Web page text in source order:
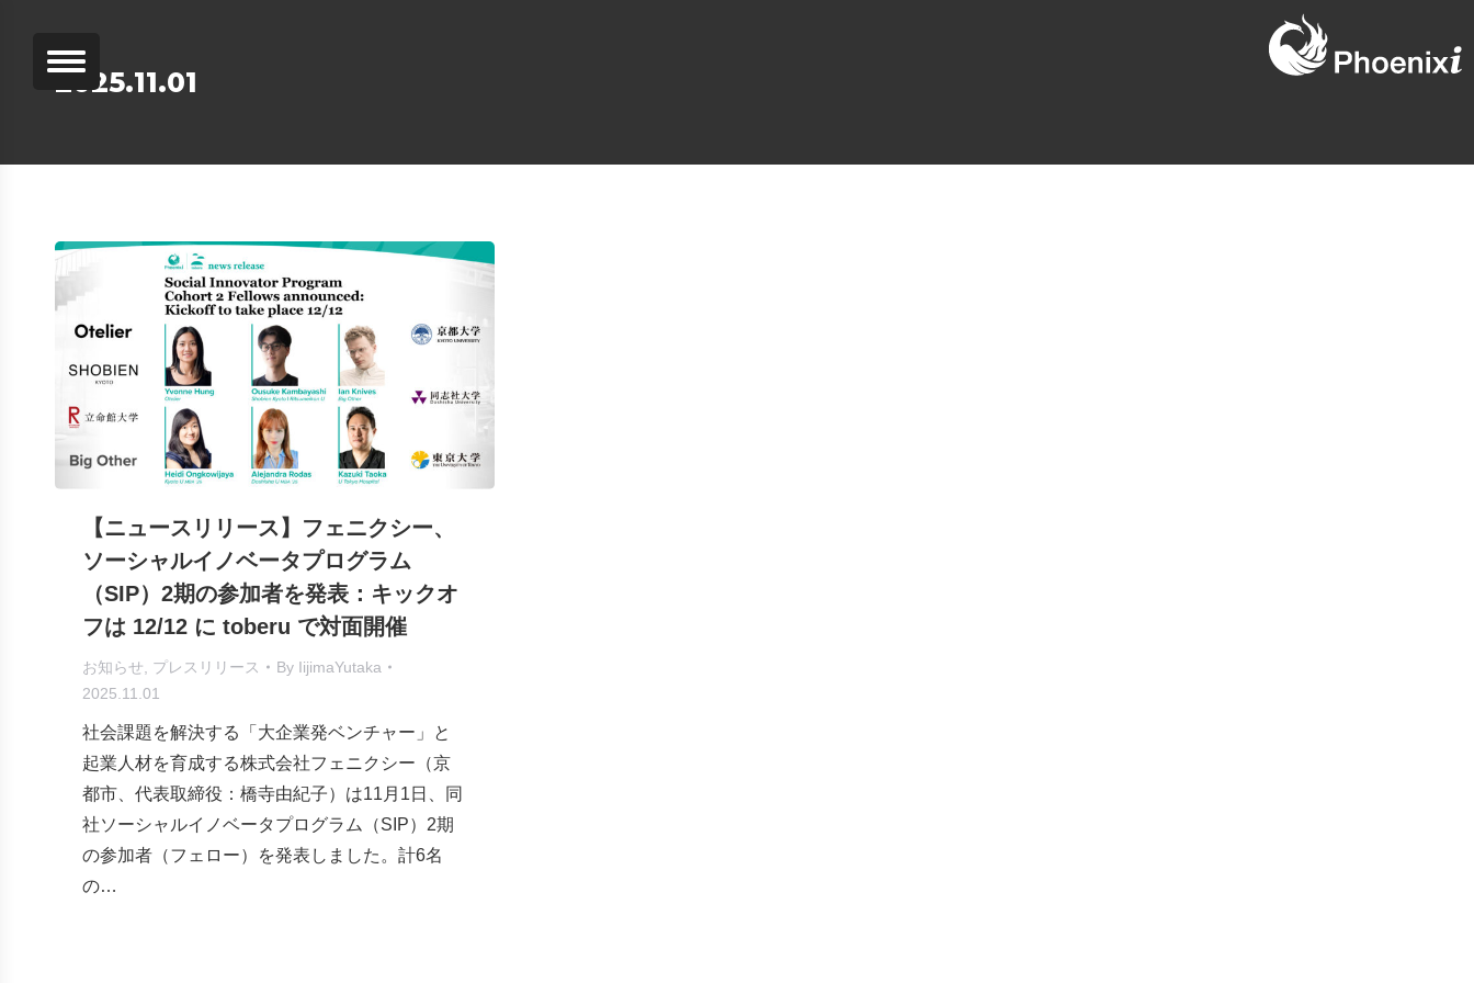
2025.11.01
【ニュースリリース】フェニクシー、
ソーシャルイノベータプログラム
（SIP）2期の参加者を発表：キックオ
フは 12/12 に toberu で対面開催
お知らせ プレスリリース By IijimaYutaka
2025.11.01
社会課題を解決する「大企業発ベンチャー」と
起業人材を育成する株式会社フェニクシー（京
都市、代表取締役：橋寺由紀子）は11月1日、同
社ソーシャルイノベータプログラム（SIP）2期
の参加者（フェロー）を発表しました。計6名
の…